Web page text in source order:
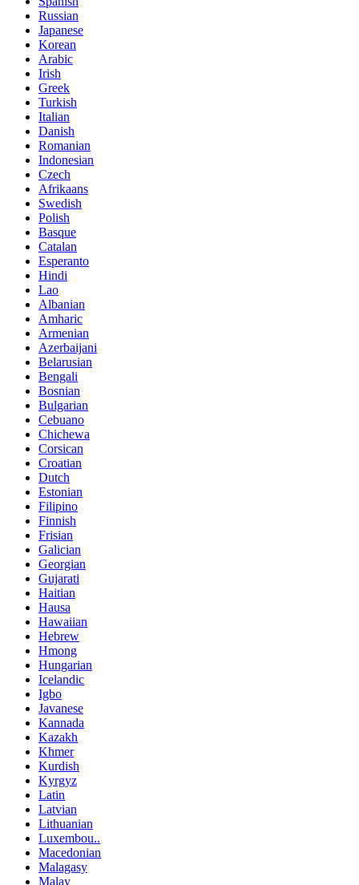
Russian
Japanese
Korean
Arabic
Irish
Greek
Turkish
Italian
Danish
Romanian
Indonesian
Czech
Afrikaans
Swedish
Polish
Basque
Catalan
Esperanto
Hindi
Lao
Albanian
Amharic
Armenian
Azerbaijani
Belarusian
Bengali
Bosnian
Bulgarian
Cebuano
Chichewa
Corsican
Croatian
Dutch
Estonian
Filipino
Finnish
Frisian
Galician
Georgian
Gujarati
Haitian
Hausa
Hawaiian
Hebrew
Hmong
Hungarian
Icelandic
Igbo
Javanese
Kannada
Kazakh
Khmer
Kurdish
Kyrgyz
Latin
Latvian
Lithuanian
Luxembou..
Macedonian
Malagasy
Malay